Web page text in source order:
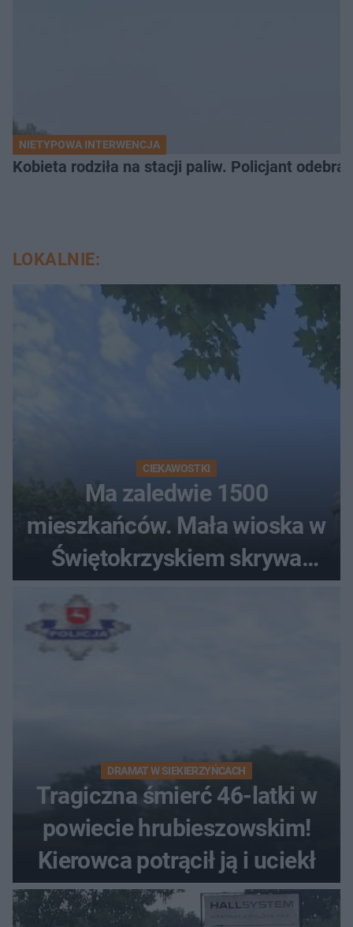
NIETYPOWA INTERWENCJA
Kobieta rodziła na stacji paliw. Policjant
LOKALNIE:
CIEKAWOSTKI
Ma zaledwie 1500
mieszkańców. Mała wioska w
Świętokrzyskiem skrywa
zabytki, bywał tu nawet król
DRAMAT W SIEKIERZYŃCACH
Tragiczna śmierć 46-latki w
powiecie hrubieszowskim!
Kierowca potrącił ją i uciekł